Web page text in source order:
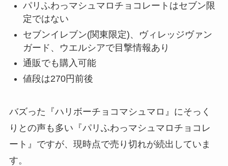
パリふわっマシュマロチョコレートはセブン限
定ではない
セブンイレブン(関東限定)、ヴィレッジヴァン
ガード、ウエルシアで目撃情報あり
通販でも購入可能
値段は270円前後
バズった『ハリボーチョコマシュマロ』にそっく
りとの声も多い『パリふわっマシュマロチョコレ
ート』ですが、現時点で売り切れが続出していま
す。